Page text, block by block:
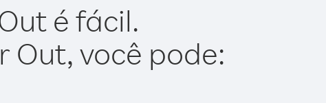
é fácil.
Out, você pode: